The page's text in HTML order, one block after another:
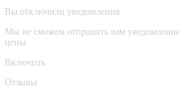
Вы отключили уведомления
Мы не сможем отправить вам
цены
Включить
Отзывы